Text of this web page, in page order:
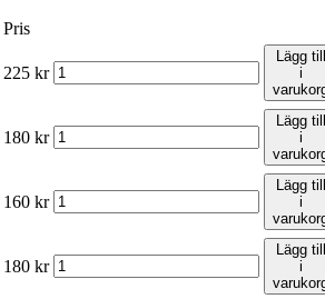
Pris
225 kr
Lägg till
i
180 kr
Lägg till
i
160 kr
Lägg till
i
180 kr
Lägg till
i